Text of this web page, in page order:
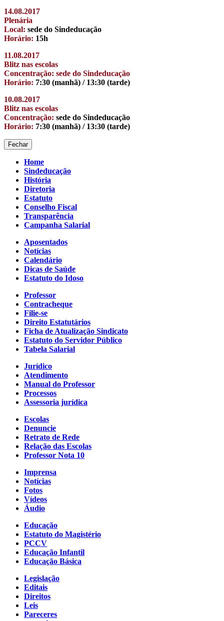
14.08.2017
Plenária
Local: sede do Sindeducação
Horário: 15h
11.08.2017
Blitz nas escolas
Concentração: sede do Sindeducação
Horário: 7:30 (manhã) / 13:30 (tarde)
10.08.2017
Blitz nas escolas
Concentração: sede do Sindeducação
Horário: 7:30 (manhã) / 13:30 (tarde)
Fechar
Home
Sindeducação
História
Diretoria
Estatuto
Conselho Fiscal
Transparência
Campanha Salarial
Aposentados
Notícias
Calendário
Dicas de Saúde
Estatuto do Idoso
Professor
Contracheque
Filie-se
Direito Estatutários
Ficha de Atualização Sindicato
Estatuto do Servidor Público
Tabela Salarial
Jurídico
Atendimento
Manual do Professor
Processos
Assessoria jurídica
Escolas
Denuncie
Retrato de Rede
Relação das Escolas
Professor Nota 10
Imprensa
Notícias
Fotos
Vídeos
Áudio
Educação
Estatuto do Magistério
PCCV
Educação Infantil
Educação Básica
Legislação
Editais
Direitos
Leis
Pareceres